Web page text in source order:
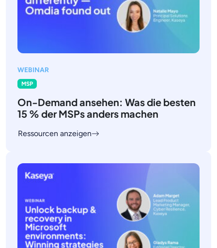
WEBINAR
MSP
On-Demand ansehen: Was die besten
15 % der MSPs anders machen
Ressourcen anzeigen